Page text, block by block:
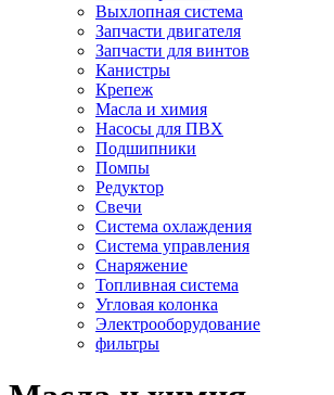
Выхлопная система
Запчасти двигателя
Запчасти для винтов
Канистры
Крепеж
Масла и химия
Насосы для ПВХ
Подшипники
Помпы
Редуктор
Свечи
Система охлаждения
Система управления
Снаряжение
Топливная система
Угловая колонка
Электрооборудование
фильтры